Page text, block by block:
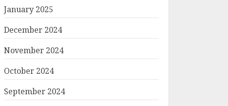
January 2025
December 2024
November 2024
October 2024
September 2024